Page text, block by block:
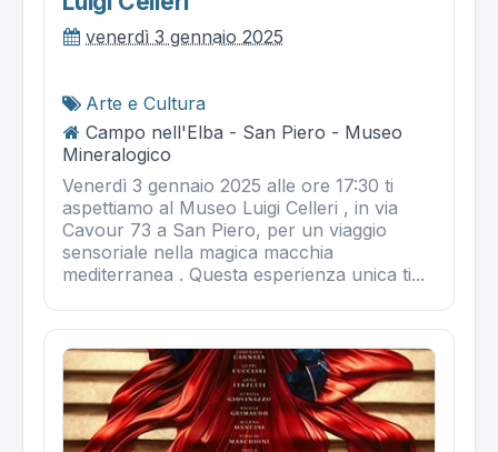
venerdì 3 gennaio 2025
Arte e Cultura
Campo nell'Elba - San Piero - Museo
Mineralogico
Venerdì 3 gennaio 2025 alle ore 17:30 ti
aspettiamo al Museo Luigi Celleri , in via
Cavour 73 a San Piero, per un viaggio
sensoriale nella magica macchia
mediterranea . Questa esperienza unica ti...